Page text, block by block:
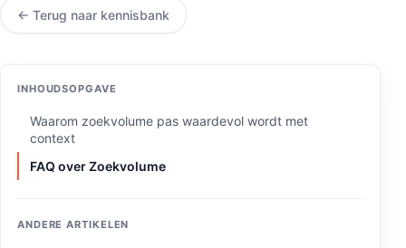
← Terug naar kennisbank
INHOUDSOPGAVE
Waarom zoekvolume pas waardevol wordt met
context
FAQ over Zoekvolume
ANDERE ARTIKELEN